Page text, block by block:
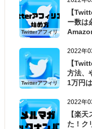
Twitterアフィリ
エイトの始め方
【
ー数は
Twitterアフィリ
エイトの始め方
2022年
【
方法、
1万円
2022年
【楽
た！ク